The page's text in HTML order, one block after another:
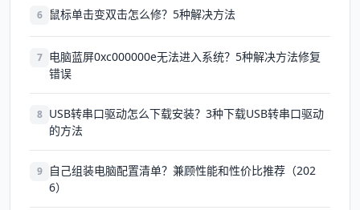
6 鼠标单击变双击怎么修？5种解决方法
7 电脑蓝屏0xc000000e无法进入系统？5种解决方法修复
错误
8 USB转串口驱动怎么下载安装？3种下载USB转串口驱动
的方法
9
自己组装电脑配置清单？兼顾性能和性价比推荐（202
6）